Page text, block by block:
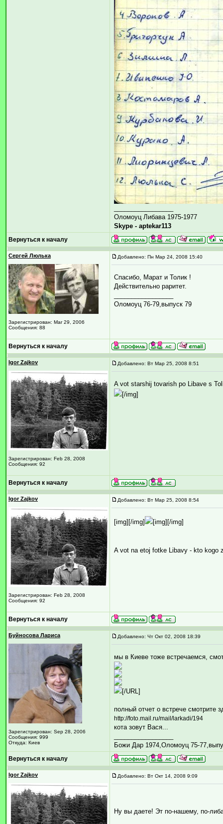
Оломоуц Либава 1975-1977
Skype - aptekar113
Вернуться к началу
Сергей Люлька
Зарегистрирован: Mar 29, 2006
Сообщения: 88
Добавлено: Пн Мар 24, 2008 15:40
Спасибо, Марат и Толик !
Действительно раритет.
Оломоуц 76-79,выпуск 79
Вернуться к началу
Igor Zajkov
Зарегистрирован: Feb 28, 2008
Сообщения: 92
Добавлено: Вт Мар 25, 2008 8:51
A vot starshij tovarish po Libave s
[/img]
Вернуться к началу
Igor Zajkov
Зарегистрирован: Feb 28, 2008
Сообщения: 92
Добавлено: Вт Мар 25, 2008 8:54
[img][/img] [img][/img]
A vot na etoj fotke Libavy - kto kogo
Вернуться к началу
Буйносова Лариса
Зарегистрирован: Sep 28, 2006
Сообщения: 999
Откуда: Киев
Добавлено: Чт Окт 02, 2008 18:39
мы в Киеве тоже встречаемся,
[/URL]
полный отчет о встрече смотрите
http://foto.mail.ru/mail/larkadi/194
кота зовут Вася...
Божи Дар 1974,Оломоуц 75-
Вернуться к началу
Igor Zajkov Добавлено: Вт Окт 14, 2008 9:09
Ну вы даете! Эт по-нашему, по-